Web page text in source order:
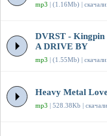
mp3 | (1.16Mb) |
DVRST -
A DRIVE BY
mp3 | (1.55Mb) |
Heavy Metal
mp3 | 528.38Kb |